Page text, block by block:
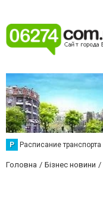
Р Расписание транспорта
Головна Бізнес новини